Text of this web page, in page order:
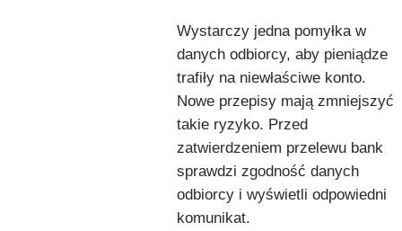
Wystarczy jedna pomyłka w
danych odbiorcy, aby pieniądze
trafiły na niewłaściwe konto.
Nowe przepisy mają zmniejszyć
takie ryzyko. Przed
zatwierdzeniem przelewu bank
sprawdzi zgodność danych
odbiorcy i wyświetli odpowiedni
komunikat.